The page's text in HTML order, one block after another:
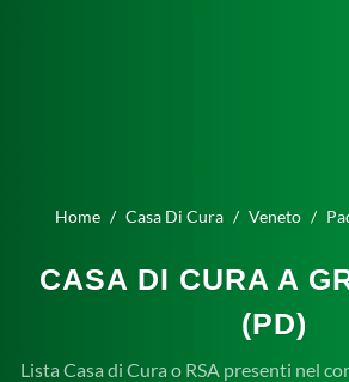
Home Casa Di Cura Veneto
CASA DI CURA A
(PD)
Lista Casa di Cura o RSA presenti nel